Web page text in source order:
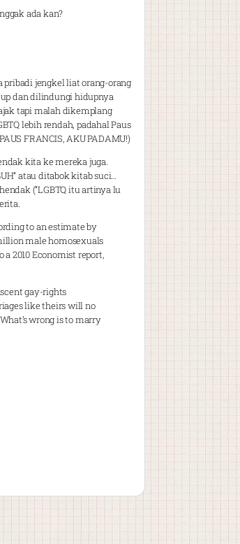
ada kan?
pribadi jengkel liat orang-orang
dan dilindungi hidupnya
tapi malah dikemplang
lebih rendah, padahal Paus
FRANCIS, AKU PADAMU!)
kita ke mereka juga.
atau ditabok kitab suci…
(“LGBTQ itu artinya lu
to an estimate by
male homosexuals
2010 Economist report,
gay-rights
like theirs will no
wrong is to marry